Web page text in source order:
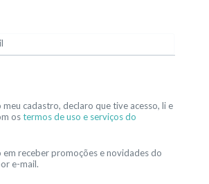
cadastro, declaro que tive acesso, li e
ostermos de uso e serviços do
em receber promoções e novidades do
e-mail.